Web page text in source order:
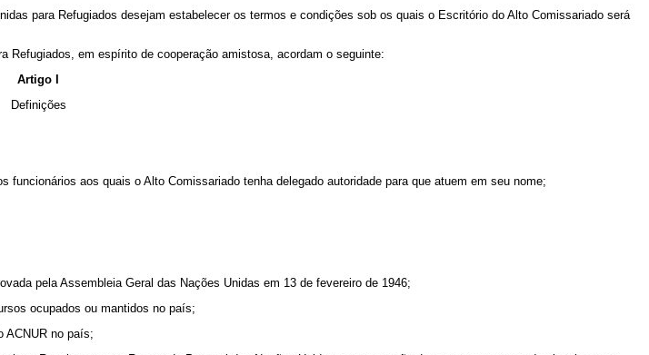
para Refugiados desejam estabelecer os termos e condições sob os quais o Escritório do Alto Comissariado será
Refugiados, em espírito de cooperação amistosa, acordam o seguinte:
Artigo I
Definições
funcionários aos quais o Alto Comissariado tenha delegado autoridade para que atuem em seu nome;
pela Assembleia Geral das Nações Unidas em 13 de fevereiro de 1946;
ocupados ou mantidos no país;
ACNUR no país;